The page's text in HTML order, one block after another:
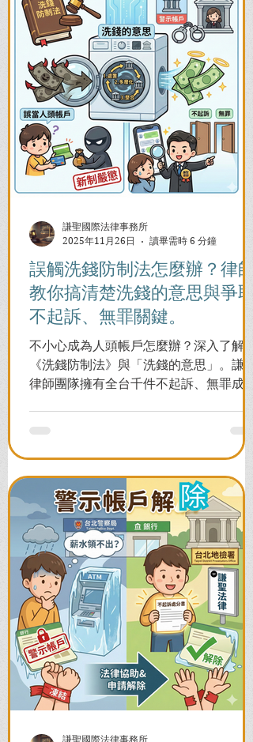
誤觸洗錢防制法怎麼辦？律師
教你搞清楚洗錢的意思與爭取
不起訴、無罪關鍵。
不小心成為人頭帳戶怎麼辦？深入了解
《洗錢防制法》與「洗錢的意思」。謙聖
律師團隊擁有全台千件不起訴、無罪成功
謙聖國際法律事務所
2025年11月26日
讀畢需時 6 分鐘
謙聖國際法律事務所